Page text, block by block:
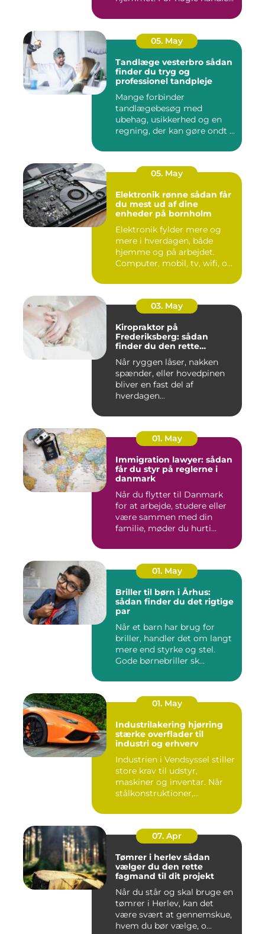
05. May
Tandlæge vesterbro sådan
finder du tryg og
professionel tandpleje
Mange forbinder
tandlægebesøg med
ubehag, usikkerhed og en
regning, der kan gøre ondt i
05. May
Elektronik rønne sådan får
du mest ud af dine
enheder på bornholm
Elektronik fylder mere og
mere i hverdagen, både
hjemme og på arbejdet.
Computer, mobil, tv, wifi, o...
03. May
Kiropraktor på
Frederiksberg: sådan
finder du den rette
Når ryggen låser, nakken
spænder, eller hovedpinen
bliver en fast del af
hverdagen...
01. May
Immigration lawyer: sådan
får du styr på reglerne i
danmark
Når du flytter til Danmark
for at arbejde, studere eller
være sammen med din
familie, møder du hurti...
01. May
Briller til børn i Århus:
sådan finder du det rigtige
par
Når et barn har brug for
briller, handler det om langt
mere end styrke og stel.
Gode børnebriller sk...
01. May
Industrilakering hjørring
stærke overflader til
industri og erhverv
Industrien i Vendsyssel stiller
store krav til udstyr,
maskiner og inventar. Når
stålkonstruktioner,...
07. Apr
Tømrer i herlev sådan
vælger du den rette
fagmand til dit projekt
Når du står og skal bruge en
tømrer i Herlev, kan det
være svært at gennemskue,
hvem du bør vælge, o...